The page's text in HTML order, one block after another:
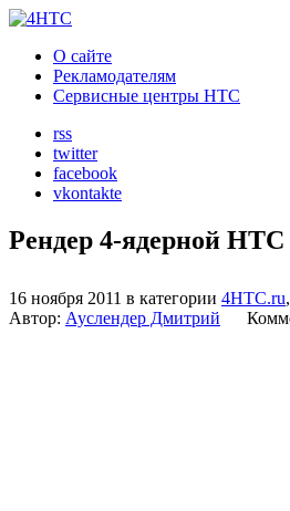
О сайте
Рекламодателям
Сервисные центры HTC
rss
twitter
facebook
vkontakte
Рендер 4-ядерной HTC
16 ноября 2011 в категории 4HTC.ru,
Автор: Ауслендер Дмитрий